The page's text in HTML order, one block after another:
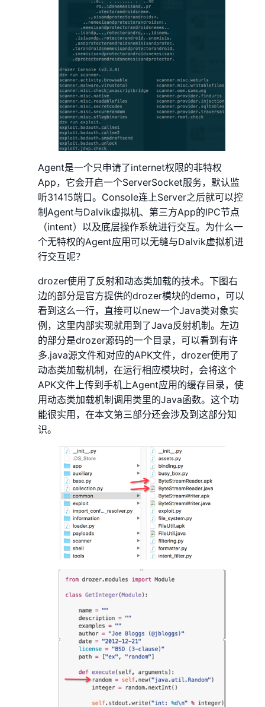
Agent是一个只申请了internet权限的非特权
App，它会开启一个ServerSocket服务，默认监
听31415端口。Console连上Server之后就可以控
制Agent与Dalvik虚拟机、第三方App的IPC节点
（intent）以及底层操作系统进行交互。为什么一
个无特权的Agent应用可以无缝与Dalvik虚拟机进
行交互呢？
drozer使用了反射和动态类加载的技术。下图右
边的部分是官方提供的drozer模块的demo，可以
看到这么一行，直接可以new一个Java类对象实
例，这里内部实现就用到了Java反射机制。左边
的部分是drozer源码的一个目录，可以看到有许
多.java源文件和对应的APK文件，drozer使用了
动态类加载机制，在运行相应模块时，会将这个
APK文件上传到手机上Agent应用的缓存目录，使
用动态类加载机制调用类里的Java函数。这个功
能很实用，在本文第三部分还会涉及到这部分知
识。